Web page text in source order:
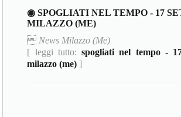
◉ SPOGLIATI NEL TEMPO - 17
MILAZZO (ME)
 News Milazzo (Me)
[ leggi tutto:spogliati nel tempo -
milazzo (me) ]